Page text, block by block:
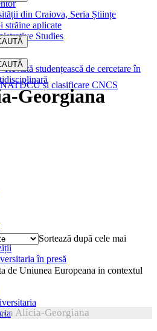
din Craiova, Seria Științe
aplicate
Studies
studențească de cercetare în
și clasificare CNCS
în presă
Georgiana
Sortează după cele mai
Alicia-Georgiana